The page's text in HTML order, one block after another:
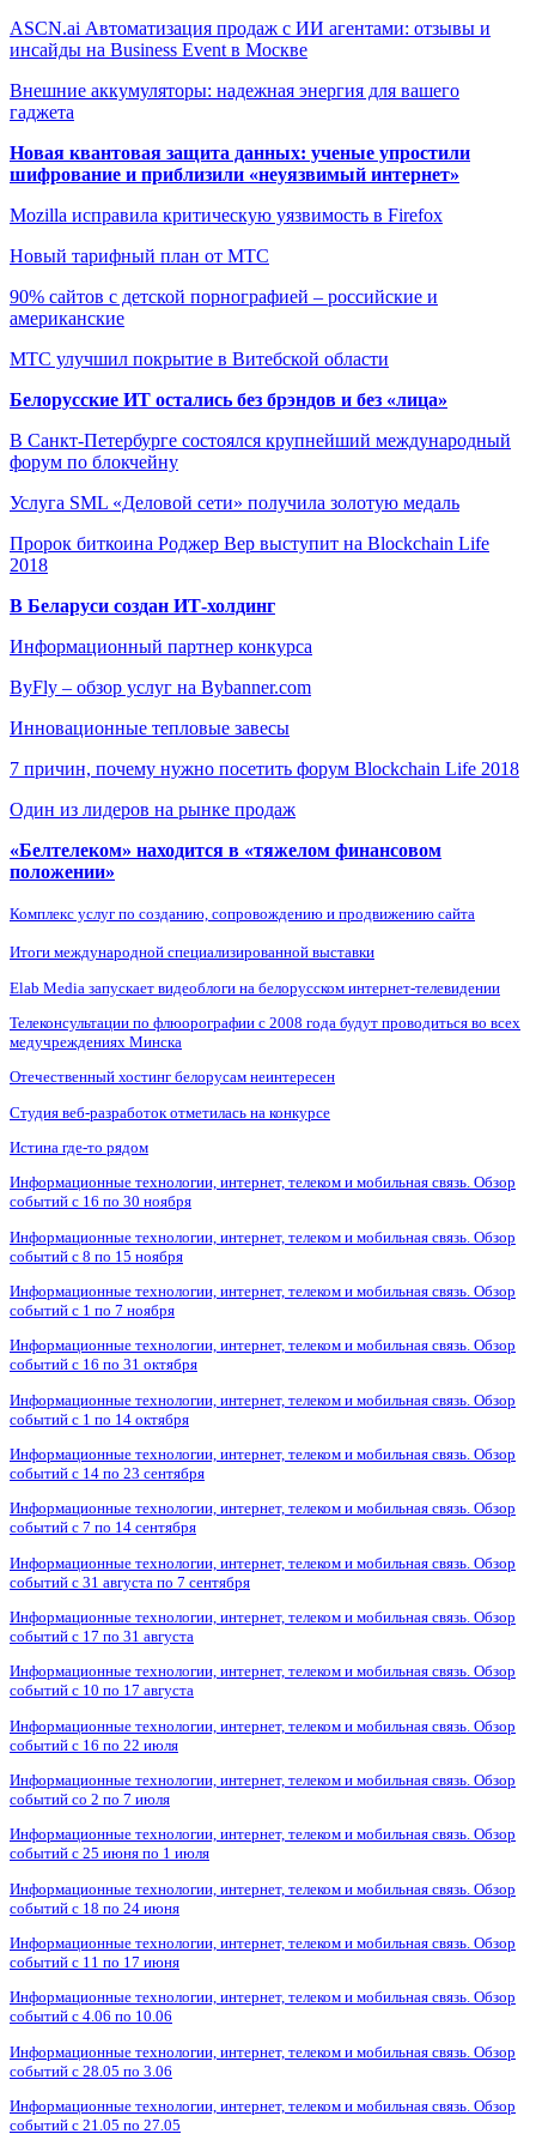
ASCN.ai Автоматизация продаж с ИИ агентами: отзывы и
инсайды на Business Event в Москве
Внешние аккумуляторы: надежная энергия для вашего
гаджета
Новая квантовая защита данных: ученые упростили
шифрование и приблизили «неуязвимый интернет»
Mozilla исправила критическую уязвимость в Firefox
Новый тарифный план от МТС
90% сайтов с детской порнографией – российские и
американские
МТС улучшил покрытие в Витебской области
Белорусские ИТ остались без брэндов и без «лица»
В Санкт-Петербурге состоялся крупнейший международный
форум по блокчейну
Услуга SML «Деловой сети» получила золотую медаль
Пророк биткоина Роджер Вер выступит на Blockchain Life
2018
В Беларуси создан ИТ-холдинг
Информационный партнер конкурса
ByFly – обзор услуг на Bybanner.com
Инновационные тепловые завесы
7 причин, почему нужно посетить форум Blockchain Life 2018
Один из лидеров на рынке продаж
«Белтелеком» находится в «тяжелом финансовом
положении»
Комплекс услуг по созданию, сопровождению и продвижению сайта
Итоги международной специализированной выставки
Elab Media запускает видеоблоги на белорусском интернет-телевидении
Телеконсультации по флюорографии с 2008 года будут проводиться во всех
медучреждениях Минска
Отечественный хостинг белорусам неинтересен
Студия веб-разработок отметилась на конкурсе
Истина где-то рядом
Информационные технологии, интернет, телеком и мобильная связь. Обзор
событий с 16 по 30 ноября
Информационные технологии, интернет, телеком и мобильная связь. Обзор
событий с 8 по 15 ноября
Информационные технологии, интернет, телеком и мобильная связь. Обзор
событий с 1 по 7 ноября
Информационные технологии, интернет, телеком и мобильная связь. Обзор
событий с 16 по 31 октября
Информационные технологии, интернет, телеком и мобильная связь. Обзор
событий с 1 по 14 октября
Информационные технологии, интернет, телеком и мобильная связь. Обзор
событий с 14 по 23 сентября
Информационные технологии, интернет, телеком и мобильная связь. Обзор
событий с 7 по 14 сентября
Информационные технологии, интернет, телеком и мобильная связь. Обзор
событий с 31 августа по 7 сентября
Информационные технологии, интернет, телеком и мобильная связь. Обзор
событий с 17 по 31 августа
Информационные технологии, интернет, телеком и мобильная связь. Обзор
событий с 10 по 17 августа
Информационные технологии, интернет, телеком и мобильная связь. Обзор
событий с 16 по 22 июля
Информационные технологии, интернет, телеком и мобильная связь. Обзор
событий со 2 по 7 июля
Информационные технологии, интернет, телеком и мобильная связь. Обзор
событий с 25 июня по 1 июля
Информационные технологии, интернет, телеком и мобильная связь. Обзор
событий с 18 по 24 июня
Информационные технологии, интернет, телеком и мобильная связь. Обзор
событий с 11 по 17 июня
Информационные технологии, интернет, телеком и мобильная связь. Обзор
событий с 4.06 по 10.06
Информационные технологии, интернет, телеком и мобильная связь. Обзор
событий с 28.05 по 3.06
Информационные технологии, интернет, телеком и мобильная связь. Обзор
событий с 21.05 по 27.05